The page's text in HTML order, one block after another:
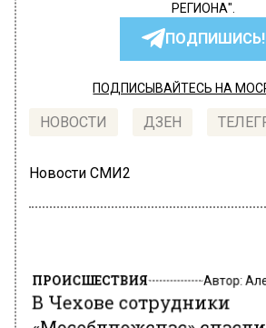
РЕГИОНА".
ПОДПИШИСЬ!
ПОДПИСЫВАЙТЕСЬ НА
НОВОСТИ ДЗЕН
Новости СМИ2
В Чехове сотрудники
«Мособлпожспас» спасли